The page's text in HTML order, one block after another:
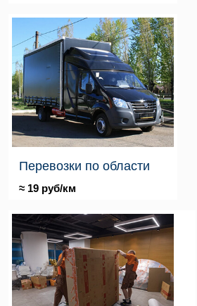
Перевозки по области
≈ 19 руб/км